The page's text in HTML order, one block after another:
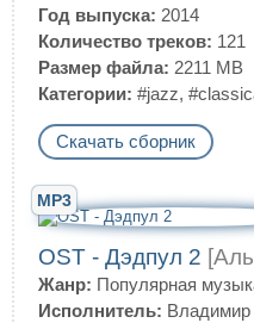
Год выпуска: 2014
Количество треков: 121
Размер файла: 2211 MB
Категории: #jazz,
Скачать сборник
MP3
OST - Дэдпул 2
Жанр: Популярная
Исполнитель: Владимир